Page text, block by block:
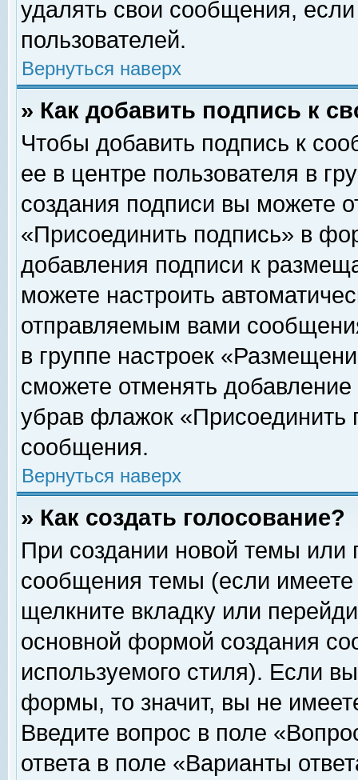
удалять свои сообщения,
пользователей.
Вернуться наверх
» Как добавить подпись к
Чтобы добавить подпись к
ее в центре пользователя в
создания подписи вы можете
«Присоединить подпись» в
добавления подписи к
можете настроить
отправляемым вами
в группе настроек
сможете отменять
убрав флажок «Присоединить
сообщения.
Вернуться наверх
» Как создать голосование?
При создании новой темы или
сообщения темы (если
щелкните вкладку или
основной формой создания
используемого стиля). Если
формы, то значит, вы не
Введите вопрос в поле
ответа в поле «Варианты